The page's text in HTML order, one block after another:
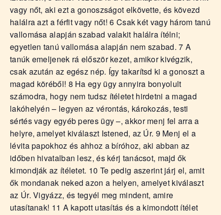
vagy nőt, aki ezt a gonoszságot elkövette, és kövezd
halálra azt a férfit vagy nőt! 6 Csak két vagy három tanú
vallomása alapján szabad valakit halálra ítélni;
egyetlen tanú vallomása alapján nem szabad. 7 A
tanúk emeljenek rá először kezet, amikor kivégzik,
csak azután az egész nép. Így takarítsd ki a gonoszt a
magad köréből! 8 Ha egy ügy annyira bonyolult
számodra, hogy nem tudsz ítéletet hirdetni a magad
lakóhelyén – legyen az vérontás, károkozás, testi
sértés vagy egyéb peres ügy –, akkor menj fel arra a
helyre, amelyet kiválaszt Istened, az Úr. 9 Menj el a
lévita papokhoz és ahhoz a bíróhoz, aki abban az
időben hivatalban lesz, és kérj tanácsot, majd ők
kimondják az ítéletet. 10 Te pedig aszerint járj el, amit
ők mondanak neked azon a helyen, amelyet kiválaszt
az Úr. Vigyázz, és tegyél meg mindent, amire
utasítanak! 11 A kapott utasítás és a kimondott ítélet